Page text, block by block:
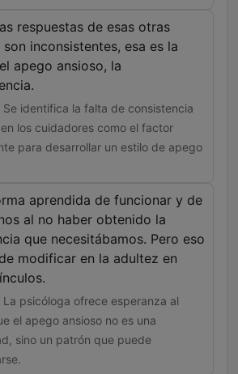
respuestas de esas otras
son inconsistentes, esa es la
apego ansioso, la
Se identifica la falta de consistencia
los cuidadores como el factor
para desarrollar un estilo de apego
aprendida de funcionar y de
al no haber obtenido la
que necesitábamos. Pero eso
modificar en la adultez en
La psicóloga ofrece esperanza al
el apego ansioso no es una
sino un patrón que puede